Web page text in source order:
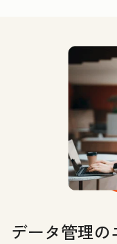
データ管理の